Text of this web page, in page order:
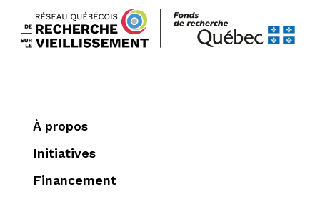
À propos
Initiatives
Financement